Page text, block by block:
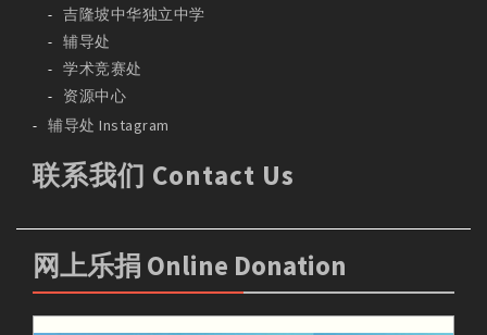
吉隆坡中华独立中学
辅导处
学术竞赛处
资源中心
辅导处 Instagram
联系我们 Contact Us
网上乐捐 Online Donation